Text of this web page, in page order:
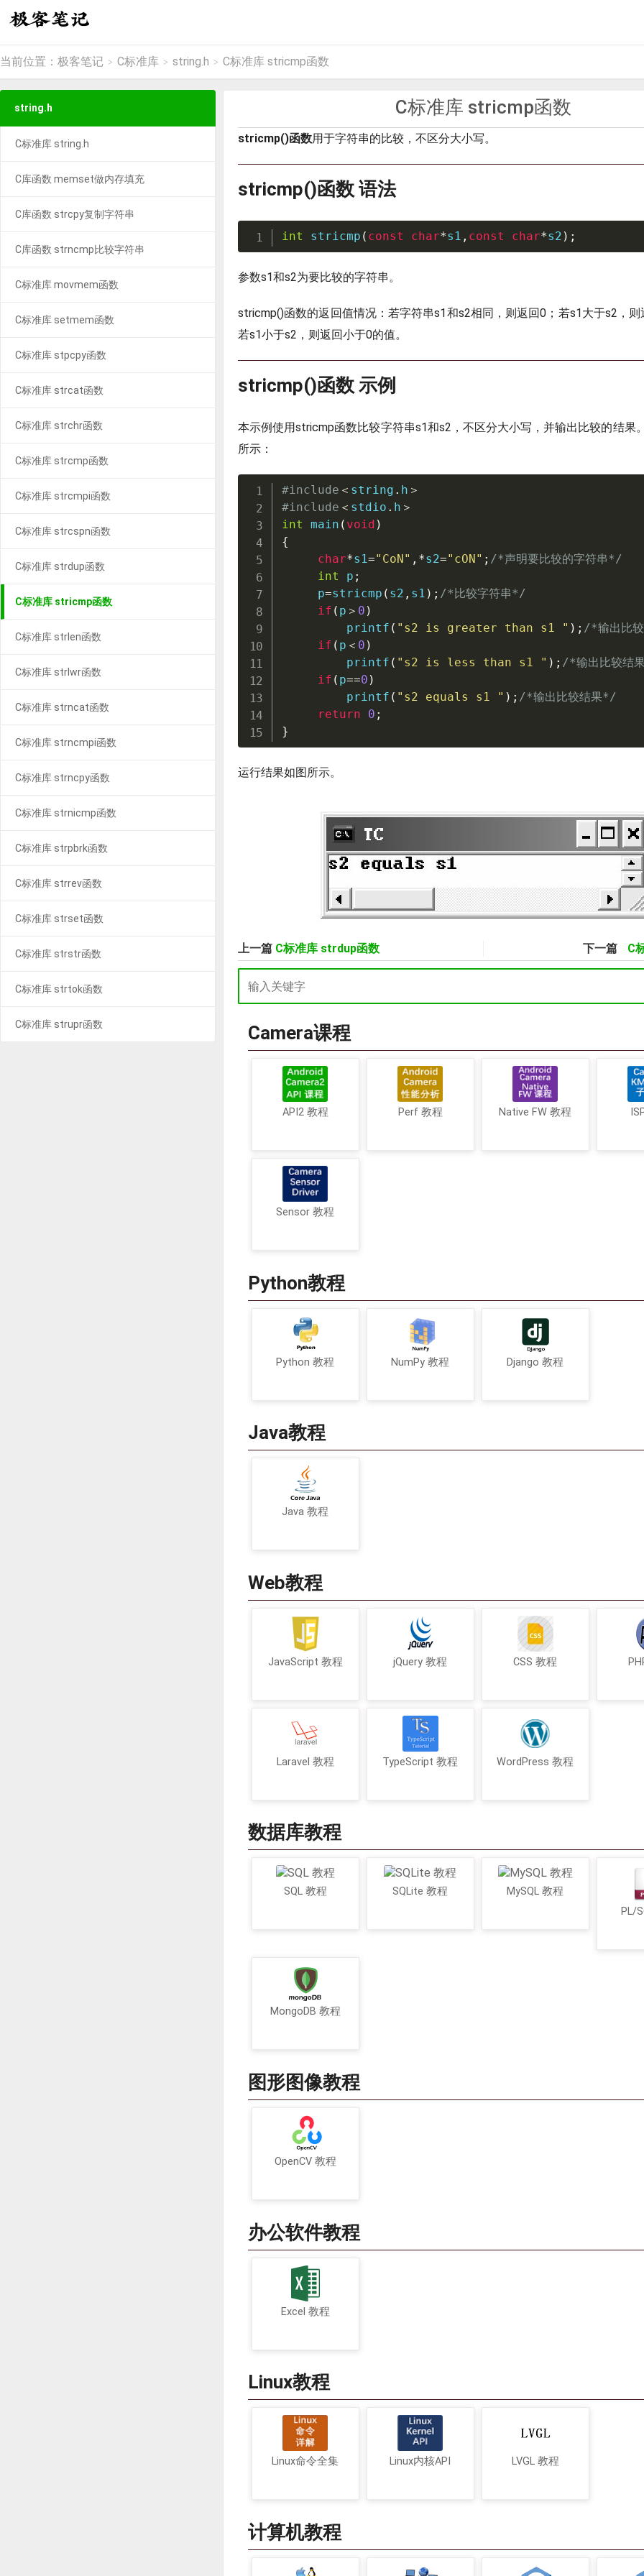
当前位置： 极客笔记 > C标准库 > string.h > C标准库 stricmp函数
C标准库 stricmp函数
stricmp()函数用于字符串的比较，不区分大小写。
stricmp()函数 语法
int stricmp ( const char*s1 , const char*s2 ) ;
参数s1和s2为要比较的字符串。
stricmp()函数的返回值情况：若字符串s1和s2相同，则返回0；若s1大于s2，
若s1小于s2，则返回小于0的值。
stricmp()函数 示例
本示例使用stricmp函数比较字符串s1和s2，不区分大小写，并输出比较的结果
所示：
#include ＜ string . h ＞
#include ＜ stdio . h ＞
int
main ( void )
{
char*s1="CoN" , *s2="cON" ; /*声明要比较的字符串*/
int p ;
     p
=stricmp ( s2 , s1 ) ; /*比较字符串*/
if ( p ＞ 0 )
printf ( "s2 is greater than s1 " ) ; /*输出比
if ( p ＜ 0 )
printf ( "s2 is less than s1 " ) ; /*输出比较结
if ( p==0 )
printf ( "s2 equals s1 " ) ; /*输出比较结果*/
return
0 ;
}
运行结果如图所示。
上一篇 C标准库 strdup函数 下一篇 C
Camera课程
API2 教程 Perf 教程 Native FW 教程
Sensor 教程
Python教程
Python 教程 NumPy 教程 Django 教程
Java教程
Java 教程
Web教程
JavaScript 教程 jQuery 教程 CSS 教程
Laravel 教程 TypeScript 教程 WordPress 教程
数据库教程
SQL 教程 SQLite 教程
MySQL 教程
PL/
MongoDB 教程
图形图像教程
OpenCV 教程
办公软件教程
Excel 教程
Linux教程
Linux命令全集 Linux内核API LVGL 教程
计算机教程
string.h
C标准库 string.h
C库函数 memset做内存填充
C库函数 strcpy复制字符串
C库函数 strncmp比较字符串
C标准库 movmem函数
C标准库 setmem函数
C标准库 stpcpy函数
C标准库 strcat函数
C标准库 strchr函数
C标准库 strcmp函数
C标准库 strcmpi函数
C标准库 strcspn函数
C标准库 strdup函数
C标准库 stricmp函数
C标准库 strlen函数
C标准库 strlwr函数
C标准库 strncat函数
C标准库 strncmpi函数
C标准库 strncpy函数
C标准库 strnicmp函数
C标准库 strpbrk函数
C标准库 strrev函数
C标准库 strset函数
C标准库 strstr函数
C标准库 strtok函数
C标准库 strupr函数